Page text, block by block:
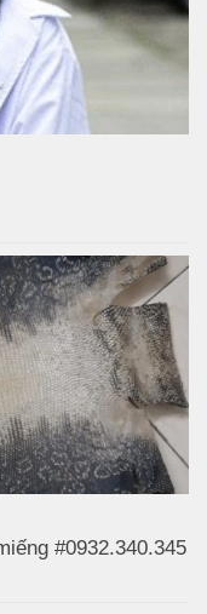
#0932.340.345